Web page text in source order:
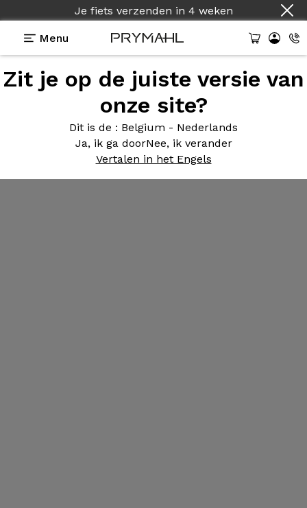
Je fiets verzenden in 4 weken
Menu
Zit je op de juiste versie van
onze site?
Dit is de : Belgium - Nederlands
Ja, ik ga doorNee, ik verander
Vertalen in het Engels